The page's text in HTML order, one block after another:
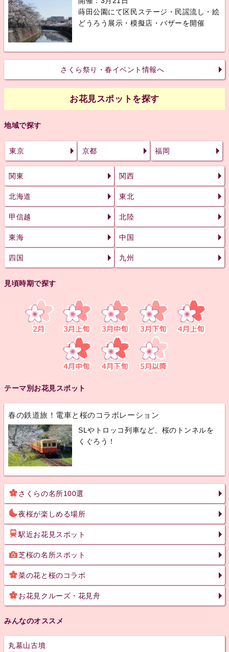
蒔田公園にて区民ステージ・民謡流し・絵
どうろう展示・模擬店・バザーを開催
さくら祭り・春イベント情報へ
お花見スポットを探す
地域で探す
東京 京都 福岡
関東 関西
北海道 東北
甲信越 北陸
東海 中国
四国 九州
見頃時期で探す
テーマ別お花見スポット
春の鉄道旅！電車と桜のコラボレーション
SLやトロッコ列車など、桜のトンネルを
くぐろう！
さくらの名所100選
夜桜が楽しめる場所
駅近お花見スポット
芝桜の名所スポット
菜の花と桜のコラボ
お花見クルーズ・花見舟
みんなのオススメ
丸墓山古墳